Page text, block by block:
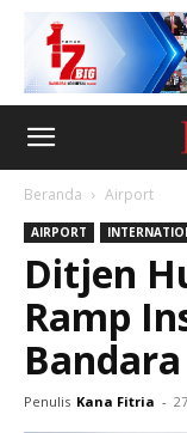
Beranda Airport
AIRPORT
Ditjen
Ramp
Penulis Kana Fitria -